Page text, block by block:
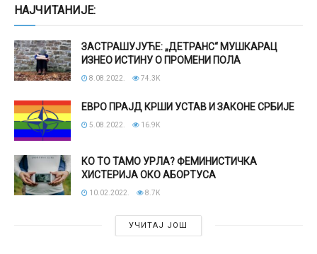
НАЈЧИТАНИЈЕ:
ЗАСТРАШУЈУЋЕ: „ДЕТРАНС“ МУШКАРАЦ
ИЗНЕО ИСТИНУ О ПРОМЕНИ ПОЛА
8.08.2022. 74.3K
ЕВРО ПРАЈД КРШИ УСТАВ И ЗАКОНЕ СРБИЈЕ
5.08.2022. 16.9K
КО ТО ТАМО УРЛА? ФЕМИНИСТИЧКА
ХИСТЕРИЈА ОКО АБОРТУСА
10.02.2022. 8.7K
УЧИТАЈ ЈОШ